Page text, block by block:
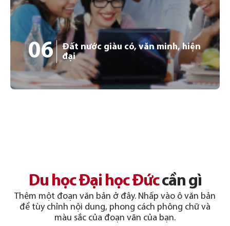
lam thắng cảnh của thế giới. Ngoài ra, sinh viên được
thỏa sức đi du lịch và tìm hiểu nền văn hóa của 29 quốc
gia Châu Âu khác mà không cần xin visa.
06
Đất nước giàu có, văn minh, hiện
đại
Là đầu tàu kinh tế châu Âu, Đức có mức sống cao với
chế độ y tế và hệ thống an sinh xã hội toàn diện. Đức
cũng là quốc gia ổn định về chính trị và xã hội, nơi quyền
tự do và bình đẳng được xem trọng
Du học Đại học Đứccần gì
Thêm một đoạn văn bản ở đây. Nhấp vào ô văn bản
để tùy chỉnh nội dung, phong cách phông chữ và
màu sắc của đoạn văn của bạn.